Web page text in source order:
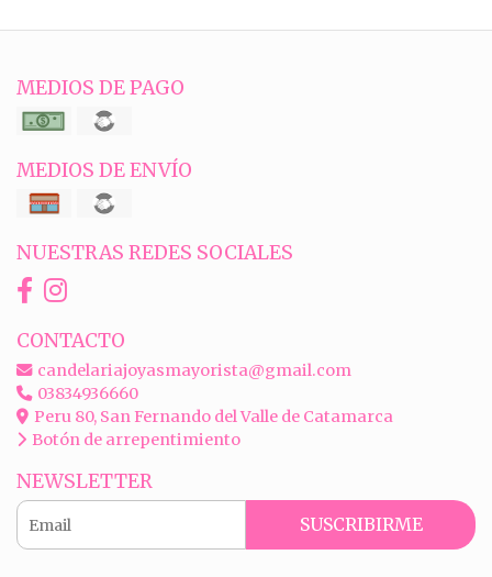
MEDIOS DE PAGO
MEDIOS DE ENVÍO
NUESTRAS REDES SOCIALES
CONTACTO
candelariajoyasmayorista@gmail.com
03834936660
Peru 80, San Fernando del Valle de Catamarca
Botón de arrepentimiento
NEWSLETTER
SUSCRIBIRME